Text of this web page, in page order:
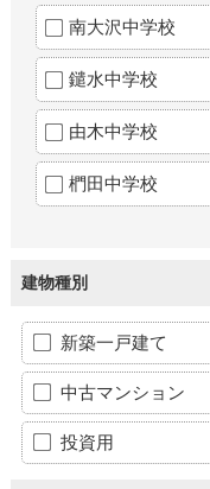
南大沢中学校
鑓水中学校
由木中学校
椚田中学校
建物種別
新築一戸建て
中古マンション
投資用